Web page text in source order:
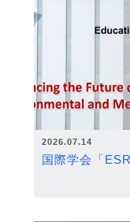
2026.07.14
国際学会「